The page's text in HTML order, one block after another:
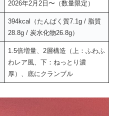
2026年2月2日〜（数量限定）
394kcal（たんぱく質7.1g / 脂質
28.8g / 炭水化物26.8g）
1.5倍増量、2層構造（上：ふわふ
わレア風、下：ねっとり濃
厚）、底にクランブル